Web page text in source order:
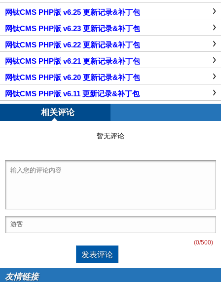
网钛CMS PHP版 v6.25 更新记录&补丁包
网钛CMS PHP版 v6.23 更新记录&补丁包
网钛CMS PHP版 v6.22 更新记录&补丁包
网钛CMS PHP版 v6.21 更新记录&补丁包
网钛CMS PHP版 v6.20 更新记录&补丁包
网钛CMS PHP版 v6.11 更新记录&补丁包
相关评论
暂无评论
(0/500)
友情链接